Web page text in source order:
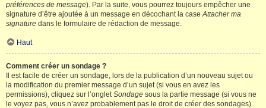
préférences de message). Par la suite, vous pourrez toujours empêcher une
signature d’être ajoutée à un message en décochant la caseAttacher ma
signature dans le formulaire de rédaction de message.
Haut
Comment créer un sondage ?
Il est facile de créer un sondage, lors de la publication d’un nouveau sujet ou
la modification du premier message d’un sujet (si vous en avez les
permissions), cliquez sur l’ongletSondage sous la partie message (si vous ne
le voyez pas, vous n’avez probablement pas le droit de créer des sondages).